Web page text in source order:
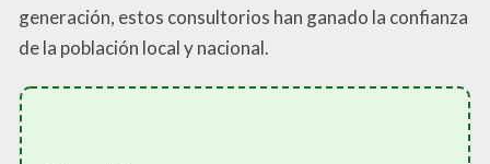
generación, estos consultorios han ganado la confianza
de la población local y nacional.